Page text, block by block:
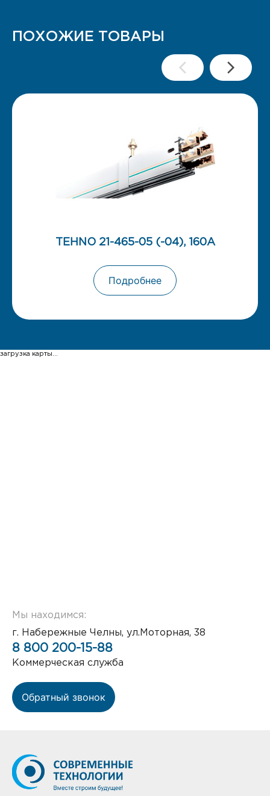
ПОХОЖИЕ ТОВАРЫ
TEHNO 21-465-05 (-04), 160А
Подробнее
загрузка карты...
Мы находимся:
г. Набережные Челны, ул.Моторная, 38
8 800 200-15-88
Коммерческая служба
Обратный звонок